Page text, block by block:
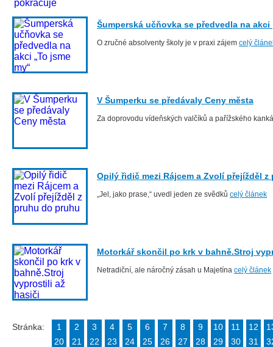
Šumperská učňovka se předvedla na akci
O zručné absolventy školy je v praxi zájem celý
V Šumperku se předávaly Ceny města
Za doprovodu vídeňských valčíků a pařížského
Opilý řidič mezi Rájcem a Zvolí přejížděl
„Jel, jako prase,“ uvedl jeden ze svědků celý článek
Motorkář skončil po krk v bahně.Stroj
Netradiční, ale náročný zásah u Majetína celý článek
Stránka: 1 2 3 4 5 6 7 8 9 10 11 12
20
21 22 23 24 25 26 27 28 29 30 31